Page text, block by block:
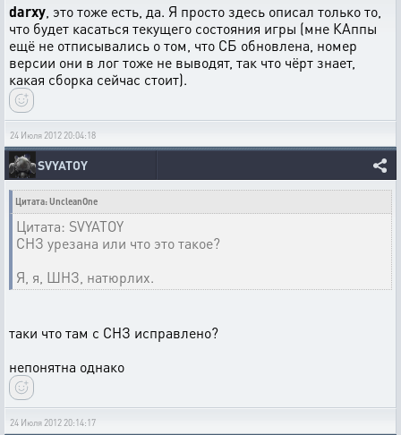
darxy , это тоже есть, да. Я просто здесь описал только то,
что будет касаться текущего состояния игры (мне КАппы
ещё не отписывались о том, что СБ обновлена, номер
версии они в лог тоже не выводят, так что чёрт знает,
какая сборка сейчас стоит).
24 Июля 2012 20:04:18
SVYATOY
Цитата: UncleanOne
Цитата: SVYATOY
СНЗ урезана или что это такое?
Я, я, ШНЗ, натюрлих.
таки что там с СНЗ исправлено?
непонятна однако
24 Июля 2012 20:14:17